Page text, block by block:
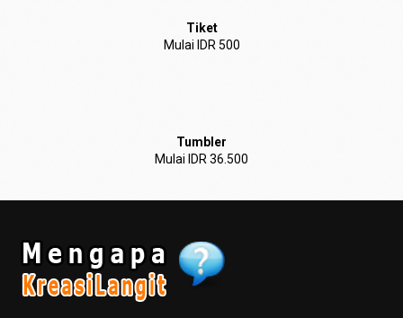
Tiket
Mulai IDR 500
Tumbler
Mulai IDR 36.500